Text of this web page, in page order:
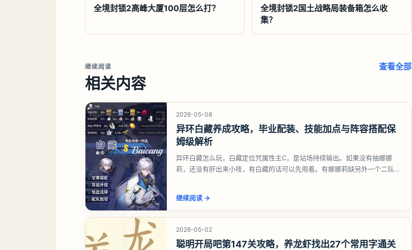
全境封锁2高峰大厦100层怎么打？
全境封锁2国土战略局装备箱怎么收
集？
继续阅读
相关内容
查看全部
2026-05-08
异环白藏养成攻略，毕业配装、技能加点与阵容搭配保
姆级解析
异环白藏怎么玩，白藏定位咒属性主C，是站场持续输出。如果没有抽娜娜
莉，还没有肝出来小吱，有白藏的话可以先用着。有娜娜莉缺另外一个二队C
继续阅读 →
2026-05-02
聪明开局吧第147关攻略，养龙虾找出27个常用字通关